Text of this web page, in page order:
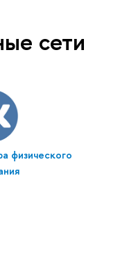
сети
физического